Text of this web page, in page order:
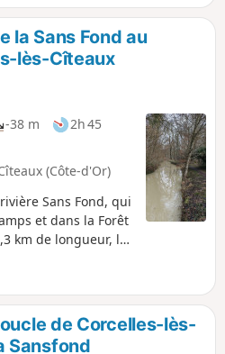
la Sans Fond au
lès-Cîteaux
-38 m
2h 45
(Côte-d'Or)
Sans Fond, qui
et dans la Forêt
km de longueur, la
la Vouge au
sur le territoire
à 193 m d’altitude.
de Corcelles-lès-
Sansfond